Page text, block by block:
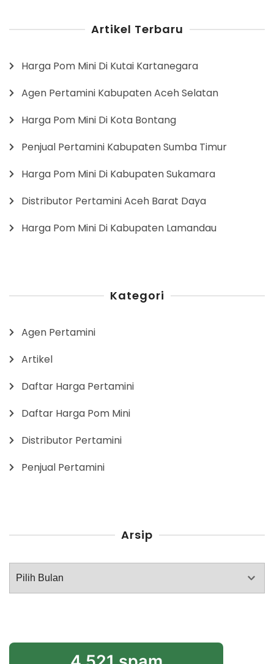
Artikel Terbaru
Harga Pom Mini Di Kutai Kartanegara
Agen Pertamini Kabupaten Aceh Selatan
Harga Pom Mini Di Kota Bontang
Penjual Pertamini Kabupaten Sumba Timur
Harga Pom Mini Di Kabupaten Sukamara
Distributor Pertamini Aceh Barat Daya
Harga Pom Mini Di Kabupaten Lamandau
Kategori
Agen Pertamini
Artikel
Daftar Harga Pertamini
Daftar Harga Pom Mini
Distributor Pertamini
Penjual Pertamini
Arsip
Arsip